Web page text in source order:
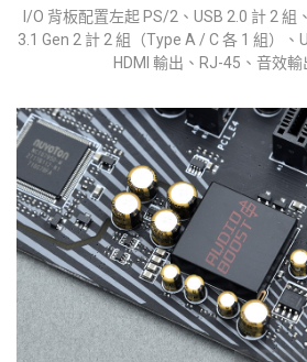
I/O 背板配置左起 PS/2、USB 2.0 計 2 組
3.1 Gen 2 計 2 組（Type A / C 各 1 組）、
HDMI 輸出、RJ-45、音效輸